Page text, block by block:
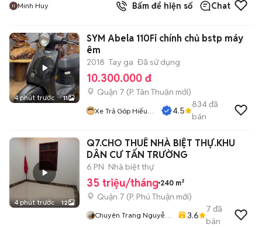
Minh Huy Bấm để hiện số Chat
4 phút trước 11
SYM Abela 110Fi chính chủ bstp máy
êm
2018 Tay ga Đã sử dụng
10.300.000 đ
Quận 7 (P. Tân Thuận mới)
Xe Trả Góp Hiếu
4.5
834đã
bán
4 phút trước 12
Q7.CHO THUÊ NHÀ BIỆT THỰ.KHU
DÂN CƯ TẤN TRƯỜNG
6 PN Nhà biệt thự
35 triệu/tháng 240 m²
Quận 7 (P. Phú Thuận mới)
Chuyên Trang Nguyễn
3.6
7 đã
bán